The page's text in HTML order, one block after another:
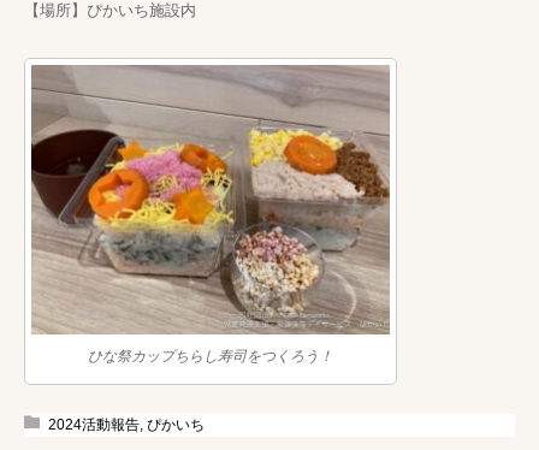
【場所】ぴかいち施設内
ひな祭カップちらし寿司をつくろう！
2024活動報告 ぴかいち